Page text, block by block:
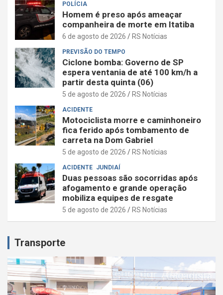
POLÍCIA
Homem é preso após ameaçar
companheira de morte em Itatiba
6 de agosto de 2026 RS Notícias
PREVISÃO DO TEMPO
Ciclone bomba: Governo de SP
espera ventania de até 100 km/h a
partir desta quinta (06)
5 de agosto de 2026 RS Notícias
ACIDENTE
Motociclista morre e caminhoneiro
fica ferido após tombamento de
carreta na Dom Gabriel
5 de agosto de 2026 RS Notícias
ACIDENTE JUNDIAÍ
Duas pessoas são socorridas após
afogamento e grande operação
mobiliza equipes de resgate
5 de agosto de 2026 RS Notícias
Transporte